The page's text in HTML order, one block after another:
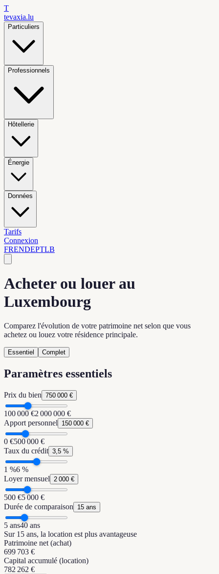
T
tevaxia.lu
Particuliers
Professionnels
Hôtellerie
Énergie
Données
Tarifs
Connexion
FRENDEPTLB
Acheter ou louer au
Luxembourg
Comparez l'évolution de votre patrimoine net selon que vous
achetez ou louez votre résidence principale.
Essentiel Complet
Paramètres essentiels
Prix du bien 750 000 €
100 000 €2 000 000 €
Apport personnel
150 000 €
0 €500 000 €
Taux du crédit 3,5 %
1 %6 %
Loyer mensuel
2 000 €
500 €5 000 €
Durée de comparaison
15 ans
5 ans40 ans
Sur 15 ans, la location est plus avantageuse
Patrimoine net (achat)
699 703 €
Capital accumulé (location)
782 262 €